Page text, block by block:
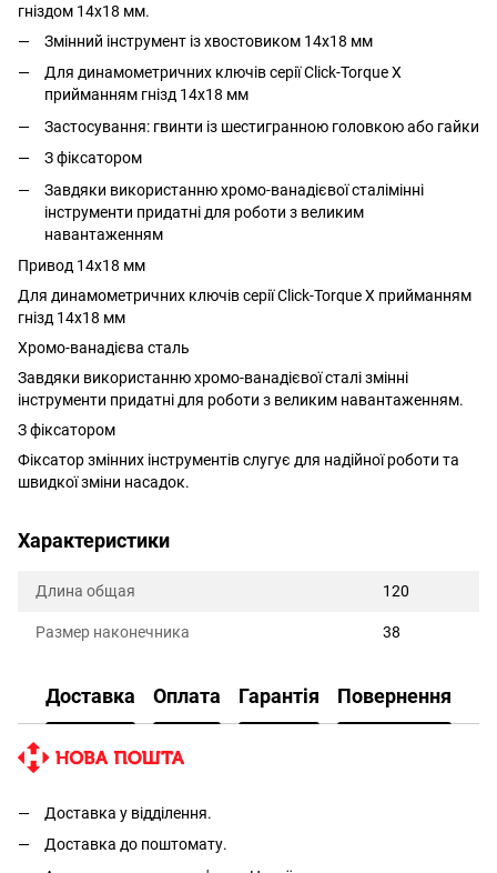
гніздом 14x18 мм.
Змінний інструмент із хвостовиком 14x18 мм
Для динамометричних ключів серії Click-Torque X
прийманням гнізд 14x18 мм
Застосування: гвинти із шестигранною головкою або гайки
З фіксатором
Завдяки використанню хромо-ванадієвої сталімінні
інструменти придатні для роботи з великим
навантаженням
Привод 14x18 мм
Для динамометричних ключів серії Click-Torque X прийманням
гнізд 14x18 мм
Хромо-ванадієва сталь
Завдяки використанню хромо-ванадієвої сталі змінні
інструменти придатні для роботи з великим навантаженням.
З фіксатором
Фіксатор змінних інструментів слугує для надійної роботи та
швидкої зміни насадок.
Характеристики
Длина общая 120
Размер наконечника 38
Доставка Оплата Гарантія Повернення
Доставка у відділення.
Доставка до поштомату.